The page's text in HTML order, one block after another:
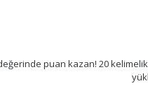
puan kazan! 20